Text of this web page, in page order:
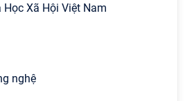
Xã Hội Việt Nam
nghệ